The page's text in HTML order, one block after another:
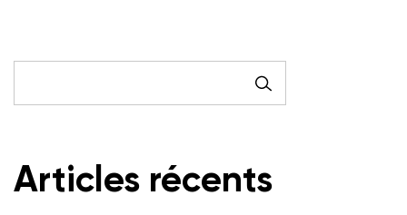
Articles récents